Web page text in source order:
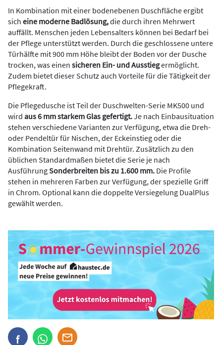
In Kombination mit einer bodenebenen Duschfläche ergibt
sich eine moderne Badlösung,die durch ihren Mehrwert
auffällt. Menschen jeden Lebensalters können bei Bedarf bei
der Pflege unterstützt werden. Durch die geschlossene untere
Türhälfte mit 900 mm Höhe bleibt der Boden vor der Dusche
trocken, was einen sicheren Ein- und Ausstiegermöglicht.
Zudem bietet dieser Schutz auch Vorteile für die Tätigkeit der
Pflegekraft.
Die Pflegedusche ist Teil der Duschwelten-Serie MK500 und
wird aus 6 mm starkem Glas gefertigt.Je nach Einbausituation
stehen verschiedene Varianten zur Verfügung, etwa die Dreh-
oder Pendeltür für Nischen, der Eckeinstieg oder die
Kombination Seitenwand mit Drehtür. Zusätzlich zu den
üblichen Standardmaßen bietet die Serie je nach
AusführungSonderbreiten bis zu 1.600 mm. Die Profile
stehen in mehreren Farben zur Verfügung, der spezielle Griff
in Chrom. Optional kann die doppelte Versiegelung DualPlus
gewählt werden.